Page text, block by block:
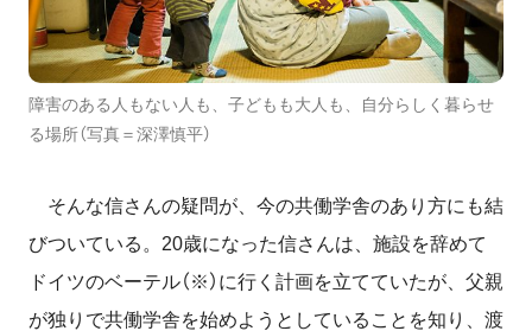
障害のある人もない人も、子どもも大人も、自分らしく暮らせ
る場所（写真＝深澤慎平）
そんな信さんの疑問が、今の共働学舎のあり方にも結
びついている。20歳になった信さんは、施設を辞めて
ドイツのベーテル（※）に行く計画を立てていたが、父親
が独りで共働学舎を始めようとしていることを知り、渡